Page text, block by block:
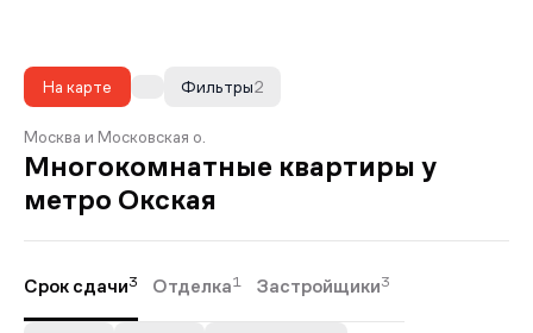
На карте 2
Фильтры
Москва и Московская о.
Многокомнатные квартиры у
метро Окская
Срок сдачи3 Отделка1 Застройщики3